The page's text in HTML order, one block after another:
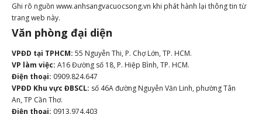
Ghi rõ nguồn www.anhsangvacuocsong.vn khi phát hành lại thông tin từ
trang web này.
Văn phòng đại diện
VPĐD tại TPHCM: 55 Nguyễn Thi, P. Chợ Lớn, TP. HCM.
VP làm việc: A16 Đường số 18, P. Hiệp Bình, TP. HCM.
Điện thoại: 0909.824.647
VPĐD Khu vực ĐBSCL: số 46A đường Nguyễn Văn Linh, phường Tân
An, TP Cần Thơ.
Điện thoại: 0913.974.403